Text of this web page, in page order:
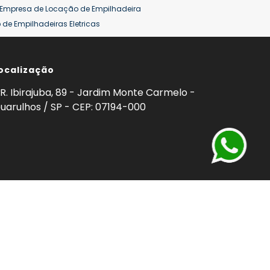
Empresa de Locação de Empilhadeira
Empilhadeiras Eletricas
de Empilhadeiras
Empilhadeira Hyster
ton Venda Empilhadeiras 25 ton
R. Ibirajuba, 89 - Jardim Monte Carmelo -
/ SP - CEP: 07194-000